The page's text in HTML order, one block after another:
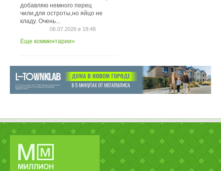
добавляю немного перец
чили,для остроты,но яйцо не
кладу. Очень...
06.07.2026 в 18:48
Еще комментарии»